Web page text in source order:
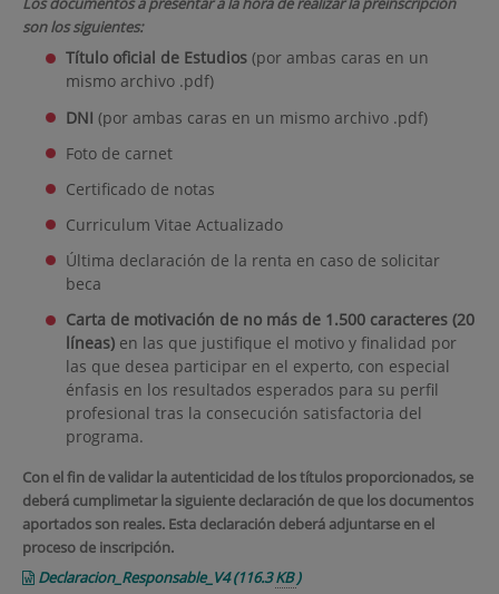
son los siguientes:
Título oficial de Estudios (por ambas caras en un
mismo archivo .pdf)
DNI (por ambas caras en un mismo archivo .pdf)
Foto de carnet
Certificado de notas
Curriculum Vitae Actualizado
Última declaración de la renta en caso de solicitar
beca
Carta de motivación de no más de 1.500 caracteres (20
líneas)en las que justifique el motivo y finalidad por
las que desea participar en el experto, con especial
énfasis en los resultados esperados para su perfil
profesional tras la consecución satisfactoria del
programa.
Con el fin de validar la autenticidad de los títulos proporcionados, se
deberá cumplimetar la siguiente declaración de que los documentos
aportados son reales. Esta declaración deberá adjuntarse en el
proceso de inscripción.
Declaracion_Responsable_V4(116.3KB)